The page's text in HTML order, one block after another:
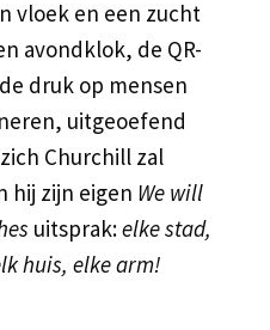
vloek en een zucht
avondklok, de QR-
druk op mensen
uitgeoefend
Churchill zal
hij zijn eigen We will
uitsprak:elke stad,
huis, elke arm!